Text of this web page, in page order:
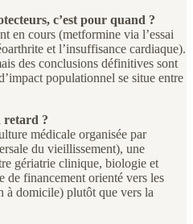
c’est pour quand ?
en cours (metformine via l’essai
et l’insuffisance cardiaque).
des conclusions définitives sont
populationnel se situe entre
retard ?
médicale organisée par
du vieillissement), une
gériatrie clinique, biologie et
de financement orienté vers les
à domicile) plutôt que vers la